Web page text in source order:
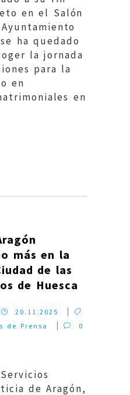
en el Salón
ha quedado
la jornada
para la
en
en
más en la
de las
de Huesca
20.11.2025
de Prensa
0
de Aragón,